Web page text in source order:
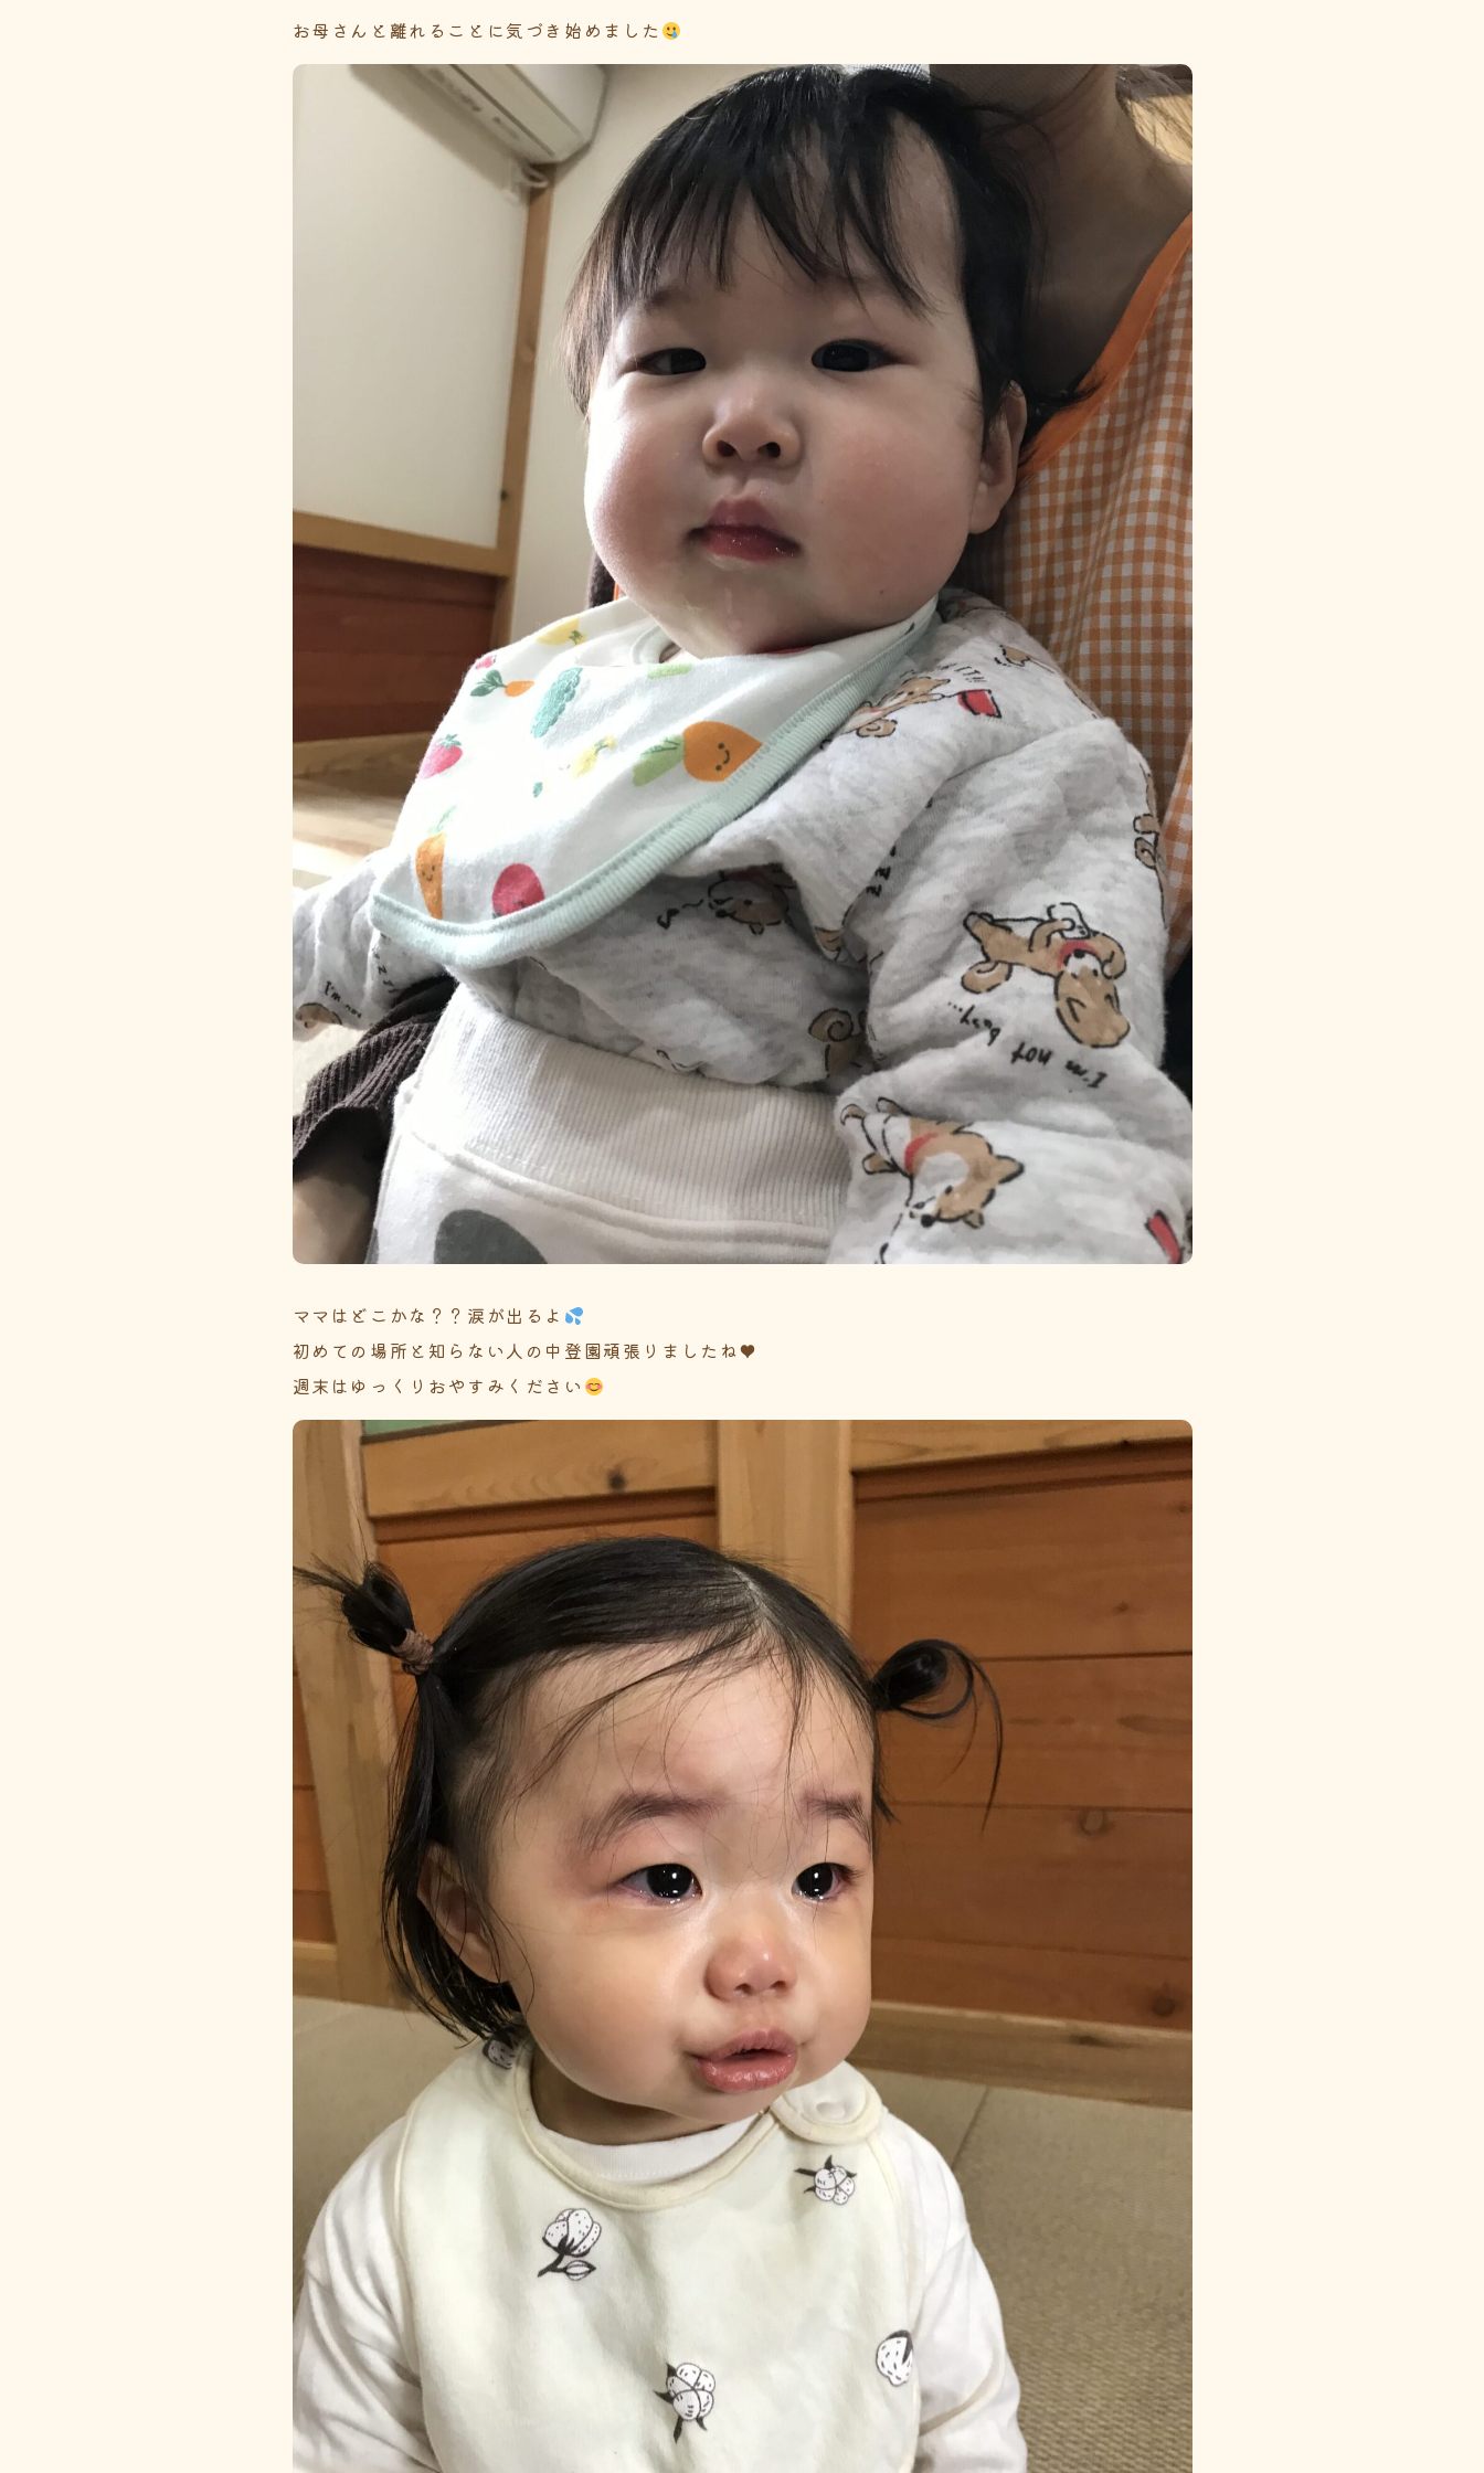
お母さんと離れることに気づき始めました
ママはどこかな？？涙が出るよ
初めての場所と知らない人の中登園頑張りましたね♥️
週末はゆっくりおやすみください